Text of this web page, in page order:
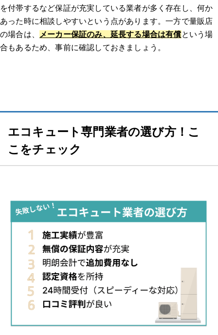
業者、作業員の対応はいかがでしたか？修理交換後は問題なく使
えましたか？
業者はどのように選びましたか？複数見積もりを取ったのか、決
め手や重要視した点があれば教えてください。
か？
業者、作業員の対応はいかがでしたか？修理交換後は問題なく使
えましたか？
その他のエコキュート体験談はこちらから！
種類から探す
を付帯するなど保証が充実している業者が多く存在し、何か
あった時に相談しやすいという点があります。一方で量販店
の場合は、
メーカー保証のみ、延長する場合は有償という場
合もあるため、事前に確認しておきましょう。
エコキュート専門業者の選び方！こ
こをチェック